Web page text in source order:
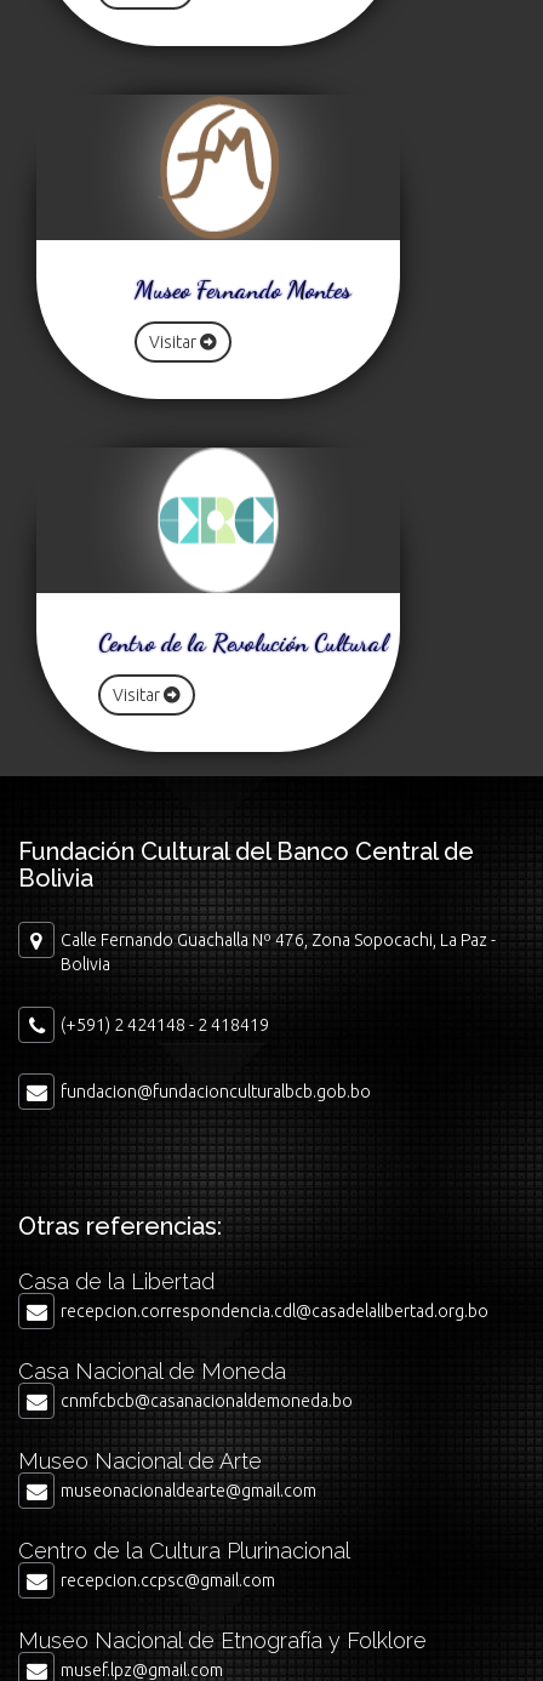
Museo Fernando Montes
Visitar
Centro de la Revolución Cultural
Visitar
Fundación Cultural del Banco Central de
Bolivia
Calle Fernando Guachalla Nº 476, Zona Sopocachi, La Paz -
Bolivia
(+591) 2 424148 - 2 418419
fundacion@fundacionculturalbcb.gob.bo
Otras referencias:
Casa de la Libertad
recepcion.correspondencia.cdl@casadelalibertad.org.bo
Casa Nacional de Moneda
cnmfcbcb@casanacionaldemoneda.bo
Museo Nacional de Arte
museonacionaldearte@gmail.com
Centro de la Cultura Plurinacional
recepcion.ccpsc@gmail.com
Museo Nacional de Etnografía y Folklore
musef.lpz@gmail.com